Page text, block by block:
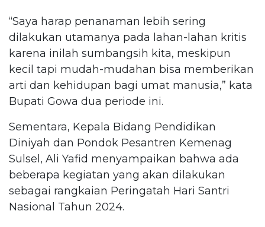
“Saya harap penanaman lebih sering
dilakukan utamanya pada lahan-lahan kritis
karena inilah sumbangsih kita, meskipun
kecil tapi mudah-mudahan bisa memberikan
arti dan kehidupan bagi umat manusia,” kata
Bupati Gowa dua periode ini.
Sementara, Kepala Bidang Pendidikan
Diniyah dan Pondok Pesantren Kemenag
Sulsel, Ali Yafid menyampaikan bahwa ada
beberapa kegiatan yang akan dilakukan
sebagai rangkaian Peringatah Hari Santri
Nasional Tahun 2024.